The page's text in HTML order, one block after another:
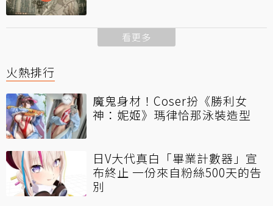
看更多
火熱排行
魔鬼身材！Coser扮《勝利女
神：妮姬》瑪律恰那泳裝造型
日V大代真白「畢業計數器」宣
布終止 一份來自粉絲500天的告
別